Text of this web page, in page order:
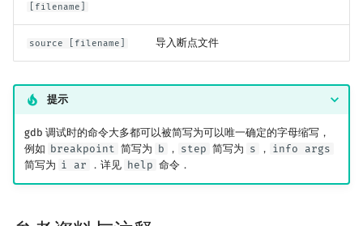
[filename]
source [filename] 导入断点文件
提示
gdb 调试时的命令大多都可以被简写为可以唯一确定的字母缩写，
例如 breakpoint 简写为 b ， step 简写为 s ， info args
简写为 i ar ．详见 help 命令．